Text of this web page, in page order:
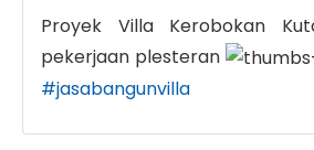
Proyek Villa Kerobokan
pekerjaan plesteran
#jasabangunvilla